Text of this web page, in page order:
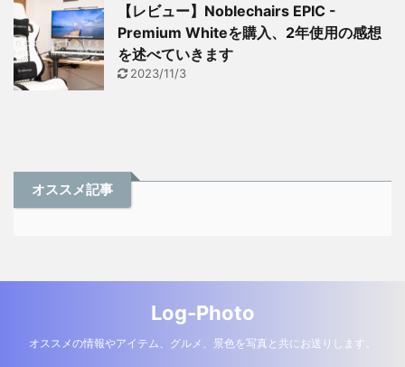
【レビュー】Noblechairs EPIC -
Premium Whiteを購入、2年使用の感想
を述べていきます
2023/11/3
オススメ記事
Log-Photo
オススメの情報やアイテム、グルメ、景色を写真と共にお送りします。